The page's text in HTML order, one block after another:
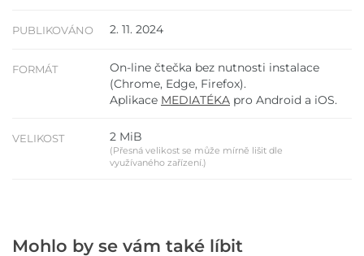
PUBLIKOVÁNO 2. 11. 2024
FORMÁT
On-line čtečka bez nutnosti instalace
(Chrome, Edge, Firefox).
Aplikace MEDIATÉKA pro Android a iOS.
VELIKOST 2 MiB
(Přesná velikost se může mírně lišit dle
využívaného zařízení.)
Mohlo by se vám také líbit